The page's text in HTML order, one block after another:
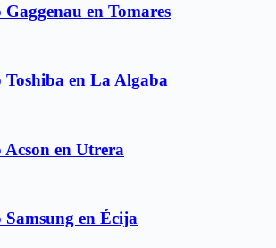
en Tomares
Toshiba en La Algaba
Acson en Utrera
Samsung en Écija